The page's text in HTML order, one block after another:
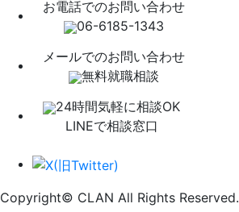
お電話でのお問い合わせ
06-6185-1343
メールでのお問い合わせ
無料就職相談
24時間気軽に相談OK
LINEで相談窓口
Copyright© CLAN All Rights Reserved.